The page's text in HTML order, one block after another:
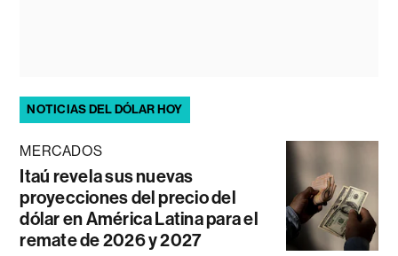
NOTICIAS DEL DÓLAR HOY
MERCADOS
Itaú revela sus nuevas
proyecciones del precio del
dólar en América Latina para el
remate de 2026 y 2027